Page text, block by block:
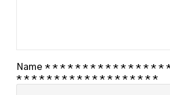
Name * * * * * * * * * * * * * * * *
* * * * * * * * * * * * * * * * * * *